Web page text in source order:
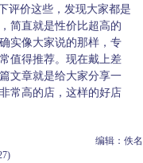
评价这些，发现大家都是
简直就是性价比超高的
实像大家说的那样，专
值得推荐。现在戴上差
文章就是给大家分享一
常高的店，这样的好店
编辑：佚名